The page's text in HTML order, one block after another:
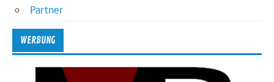
Partner
WERBUNG